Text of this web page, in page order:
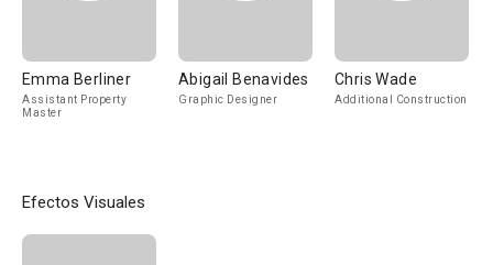
Emma Berliner
Assistant Property
Master
Abigail Benavides
Graphic Designer
Chris Wade
Additional Construction
Efectos Visuales